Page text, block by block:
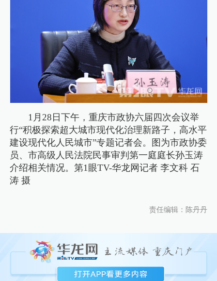
1月28日下午，重庆市政协六届四次会议举
行“积极探索超大城市现代化治理新路子，高水平
建设现代化人民城市”专题记者会。图为市政协委
员、市高级人民法院民事审判第一庭庭长孙玉涛
介绍相关情况。第1眼TV-华龙网记者 李文科 石
涛 摄
责任编辑：陈丹丹